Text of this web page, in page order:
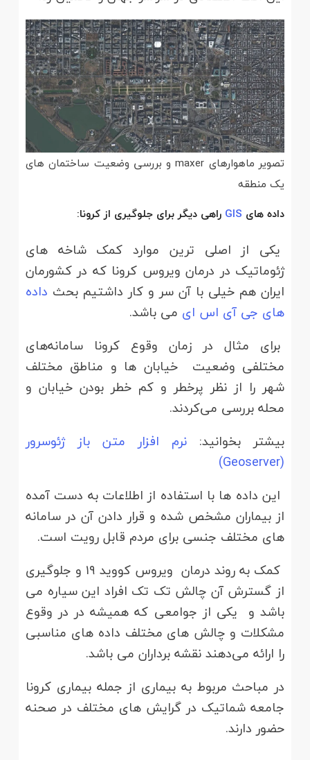
تصویر ماهوارهای maxer و بررسی وضعیت ساختمان های
یک منطقه
داده های GIS راهی دیگر برای جلوگیری از کرونا:
یکی از اصلی ترین موارد کمک شاخه های
ژئوماتیک در درمان ویروس کرونا که در کشورمان
ایران هم خیلی با آن سر و کار داشتیم بحث داده
های جی آی اس ای می باشد.
برای مثال در زمان وقوع کرونا سامانه‌های
مختلفی وضعیت خیابان ها و مناطق مختلف
شهر را از نظر پرخطر و کم خطر بودن خیابان و
محله بررسی می‌کردند.
بیشتر بخوانید: نرم افزار متن باز ژئوسرور
(Geoserver)
این داده ها با استفاده از اطلاعات به دست آمده
از بیماران مشخص شده و قرار دادن آن در سامانه
های مختلف جنسی برای مردم قابل رویت است.
کمک به روند درمان ویروس کووید ۱۹ و جلوگیری
از گسترش آن چالش تک تک افراد این سیاره می
باشد و یکی از جوامعی که همیشه در در وقوع
مشکلات و چالش های مختلف داده های مناسبی
را ارائه می‌دهند نقشه برداران می باشد.
در مباحث مربوط به بیماری از جمله بیماری کرونا
جامعه شماتیک در گرایش های مختلف در صحنه
حضور دارند.